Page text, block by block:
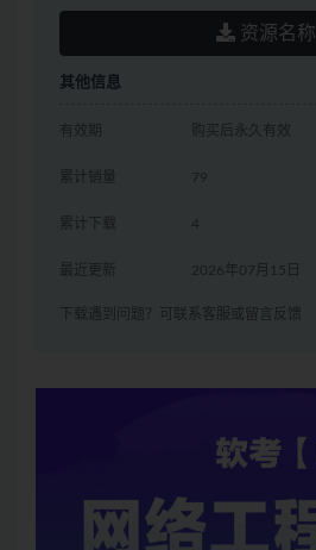
资源名称
其他信息
有效期 购买后永久有效
累计销量 79
累计下载 4
最近更新 2026年07月15日
下载遇到问题？可联系客服或留言反馈